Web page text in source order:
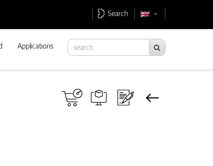
Search
Applications